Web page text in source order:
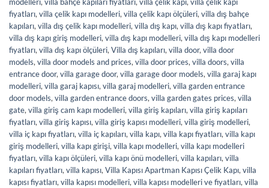
fiyatları, villa çelik kapı modelleri, villa çelik kapı ölçüleri, villa dış bahçe
kapıları, villa dış çelik kapı modelleri, villa dış kapı, villa dış kapı fiyatları,
villa dış kapı giriş modelleri, villa dış kapı modelleri, villa dış kapı modelleri
fiyatları, villa dış kapı ölçüleri, Villa dış kapıları, villa door, villa door
models, villa door models and prices, villa door prices, villa doors, villa
entrance door, villa garage door, villa garage door models, villa garaj kapı
modelleri, villa garaj kapısı, villa garaj modelleri, villa garden entrance
door models, villa garden entrance doors, villa garden gates prices, villa
gate, villa giriş cam kapı modelleri, villa giriş kapıları, villa giriş kapıları
fiyatları, villa giriş kapısı, villa giriş kapısı modelleri, villa giriş modelleri,
villa iç kapı fiyatları, villa iç kapıları, villa kapı, villa kapı fiyatları, villa kapı
giriş modelleri, villa kapı girişi, villa kapı modelleri, villa kapı modelleri
fiyatları, villa kapı ölçüleri, villa kapı önü modelleri, villa kapıları, villa
kapıları fiyatları, villa kapısı, Villa Kapısı Apartman Kapısı Çelik Kapı, villa
kapısı fiyatları, villa kapısı modelleri, villa kapısı modelleri ve fiyatları, villa